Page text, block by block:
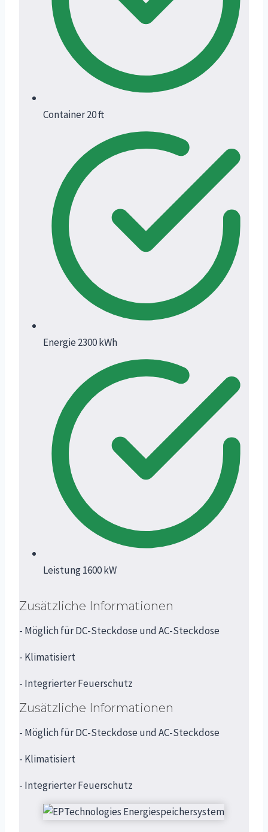
Container 20 ft
Energie 2300 kWh
Leistung 1600 kW
Zusätzliche Informationen
- Möglich für DC-Steckdose und AC-Steckdose
- Klimatisiert
- Integrierter Feuerschutz
Zusätzliche Informationen
- Möglich für DC-Steckdose und AC-Steckdose
- Klimatisiert
- Integrierter Feuerschutz